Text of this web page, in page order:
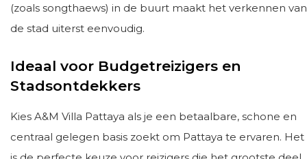
(zoals songthaews) in de buurt maakt het verkennen van
de stad uiterst eenvoudig.
Ideaal voor Budgetreizigers en
Stadsontdekkers
Kies A&M Villa Pattaya als je een betaalbare, schone en
centraal gelegen basis zoekt om Pattaya te ervaren. Het